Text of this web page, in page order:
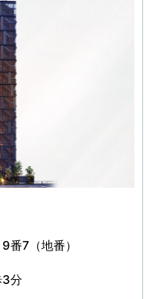
番7（地番）
3分